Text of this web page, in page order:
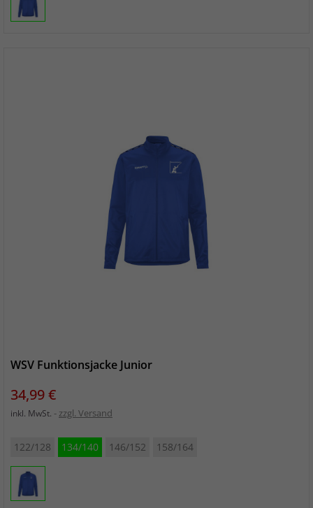
WSV Funktionsjacke Junior
Preis
34,99 €
inkl. MwSt. zzgl. Versand
122/128 134/140 146/152 158/164